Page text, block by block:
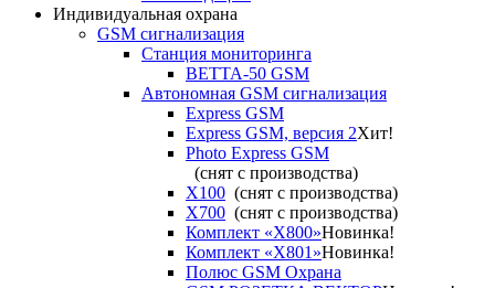
Индивидуальная охрана
GSM сигнализация
Станция мониторинга
ВЕТТА-50 GSM
Автономная GSM сигнализация
Express GSM
Express GSM, версия 2Хит!
Photo Express GSM
(снят с производства)
X100 (снят с производства)
X700 (снят с производства)
Комплект «X800»Новинка!
Комплект «X801»Новинка!
Полюс GSM Охрана